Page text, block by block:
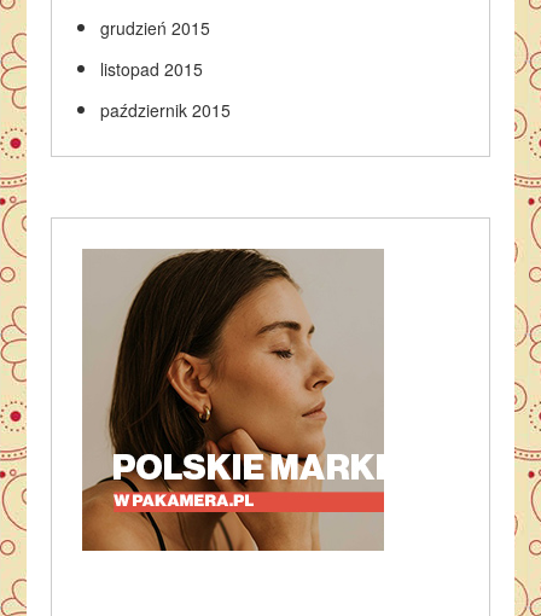
grudzień 2015
listopad 2015
październik 2015